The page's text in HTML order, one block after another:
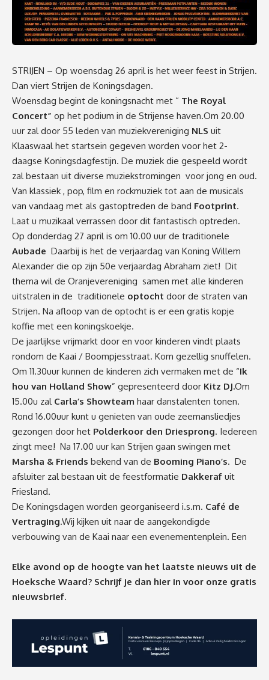
STRIJEN – Op woensdag 26 april is het weer feest in Strijen.
Dan viert Strijen de Koningsdagen.
Woensdag begint de koningsnacht met “ The Royal
Concert” op het podium in de Strijense haven.Om 20.00
uur zal door 55 leden van muziekvereniging NLS uit
Klaaswaal het startsein gegeven worden voor het 2-
daagse Koningsdagfestijn. De muziek die gespeeld wordt
zal bestaan uit diverse muziekstromingen voor jong en oud.
Van klassiek , pop, film en rockmuziek tot aan de musicals
van vandaag met als gastoptreden de band Footprint.
Laat u muzikaal verrassen door dit fantastisch optreden.
Op donderdag 27 april is om 10.00 uur de traditionele
Aubade Daarbij is het de verjaardag van Koning Willem
Alexander die op zijn 50e verjaardag Abraham ziet! Dit
thema wil de Oranjevereniging samen met alle kinderen
uitstralen in de traditionele optocht door de straten van
Strijen. Na afloop van de optocht is er een gratis kopje
koffie met een koningskoekje.
De jaarlijkse vrijmarkt door en voor kinderen vindt plaats
rondom de Kaai / Boompjesstraat. Kom gezellig snuffelen.
Om 11.30uur kunnen de kinderen zich vermaken met de “Ik
hou van Holland Show” gepresenteerd door Kitz DJ.Om
15.00u zal Carla’s Showteam haar danstalenten tonen.
Rond 16.00uur kunt u genieten van oude zeemansliedjes
gezongen door het Polderkoor den Driesprong. Iedereen
zingt mee! Na 17.00 uur kan Strijen gaan swingen met
Marsha & Friends bekend van de Booming Piano’s. De
afsluiter zal bestaan uit de feestformatie Dakkeraf uit
Friesland.
De Koningsdagen worden georganiseerd i.s.m. Café de
Vertraging.Wij kijken uit naar de aangekondigde
verbouwing van de Kaai naar een evenementenplein. Een
Elke avond op de hoogte van het laatste nieuws uit de
Hoeksche Waard? Schrijf je dan hier in voor onze gratis
nieuwsbrief.